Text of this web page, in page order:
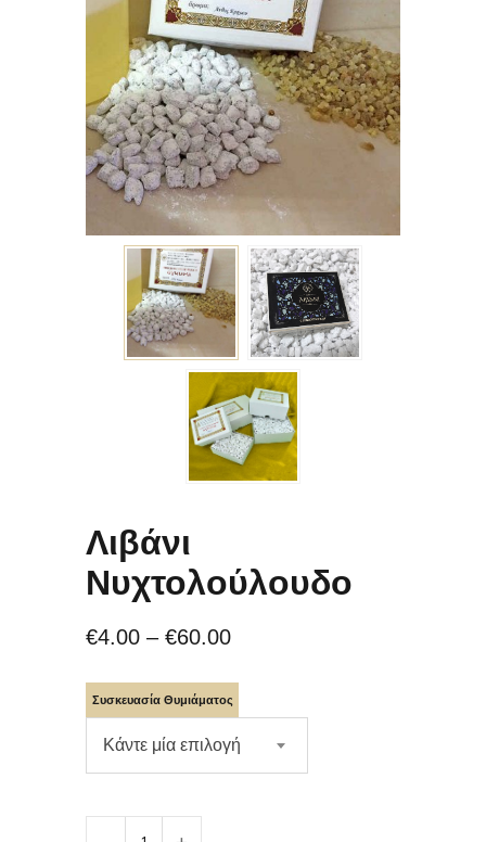
Λιβάνι
Νυχτολούλουδο
€4.00 – €60.00
Συσκευασία Θυμιάματος
Κάντε μία επιλογή